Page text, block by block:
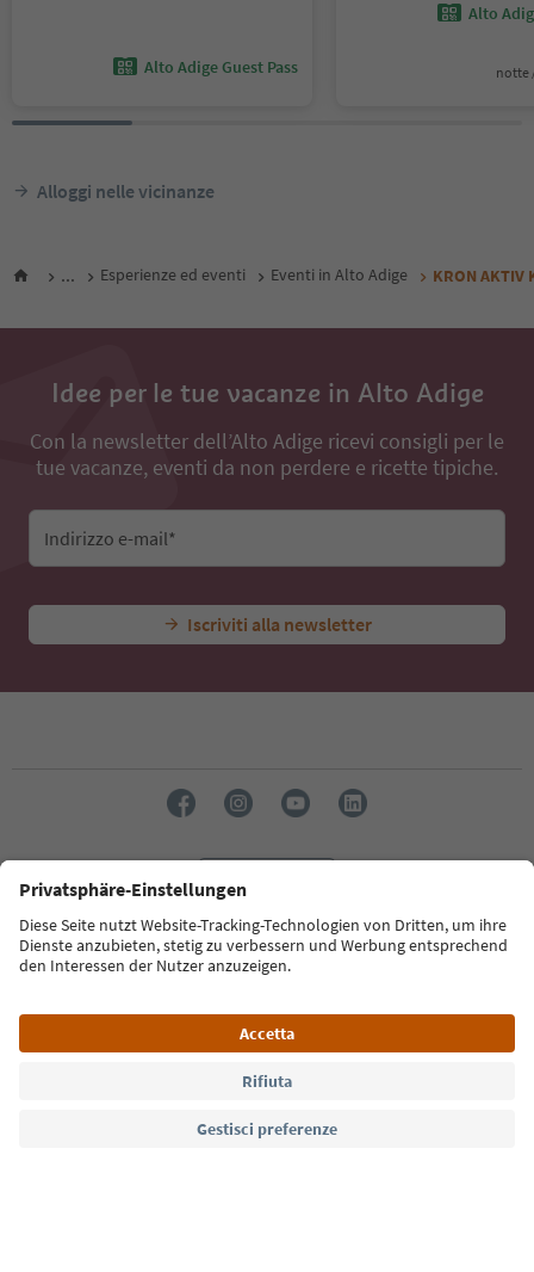
Alto Adige Guest Pass
Alto
notte
Alloggi nelle vicinanze
... Esperienze ed eventi Eventi in Alto Adige KRON
Idee per le tue vacanze in Alto Adige
Con la newsletter dell’Alto Adige ricevi consigli per le
tue vacanze, eventi da non perdere e ricette tipiche.
Indirizzo e-mail*
Iscriviti alla newsletter
Südtirol Guide App